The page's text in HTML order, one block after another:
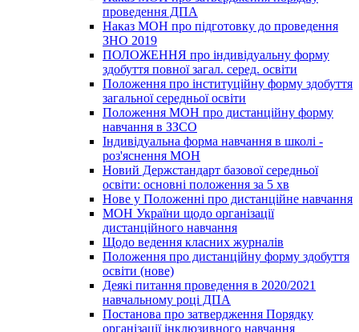
проведення ДПА
Наказ МОН про підготовку до проведення
ЗНО 2019
ПОЛОЖЕННЯ про індивідуальну форму
здобуття повної загал. серед. освіти
Положення про інституційну форму здобуття
загальної середньої освіти
Положення МОН про дистанційну форму
навчання в ЗЗСО
Індивідуальна форма навчання в школі -
роз'яснення МОН
Новий Держстандарт базової середньої
освіти: основні положення за 5 хв
Нове у Положенні про дистанційне навчання
МОН України щодо організації
дистанційного навчання
Щодо ведення класних журналів
Положення про дистанційну форму здобуття
освіти (нове)
Деякі питання проведення в 2020/2021
навчальному році ДПА
Постанова про затвердження Порядку
організації інклюзивного навчання